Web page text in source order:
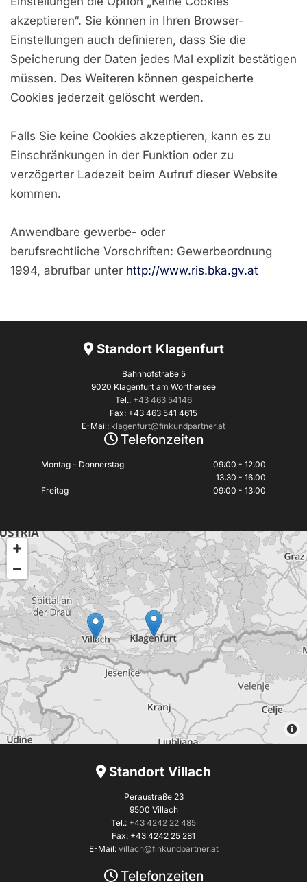
akzeptieren“. Sie können in Ihren Browser-
Einstellungen auch definieren, dass Sie die
Speicherung der Daten jedes Mal explizit bestätigen
müssen. Des Weiteren können gespeicherte
Cookies jederzeit gelöscht werden.
Falls Sie keine Cookies akzeptieren, kann es zu
Einschränkungen in der Funktion oder zu
verzögerter Ladezeit beim Aufruf dieser Website
kommen.
Anwendbare gewerbe- oder
berufsrechtliche Vorschriften: Gewerbeordnung
1994, abrufbar unter http://www.ris.bka.gv.at
Standort Klagenfurt
Bahnhofstraße 5
9020 Klagenfurt am Wörthersee
Tel.: +43 463 54146
Fax: +43 463 541 4615
E-Mail: klagenfurt@finkundpartner.at
Telefonzeiten
Montag - Donnerstag
09:00 - 12:00
13:30 - 16:00
Freitag
09:00 - 13:00
Standort Villach
Peraustraße 23
9500 Villach
Tel.: +43 4242 22 485
Fax: +43 4242 25 281
E-Mail: villach@finkundpartner.at
Telefonzeiten